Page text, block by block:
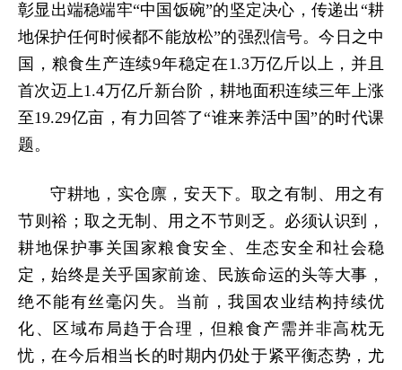
彰显出端稳端牢“中国饭碗”的坚定决心，传递出“耕
地保护任何时候都不能放松”的强烈信号。今日之中
国，粮食生产连续9年稳定在1.3万亿斤以上，并且
首次迈上1.4万亿斤新台阶，耕地面积连续三年上涨
至19.29亿亩，有力回答了“谁来养活中国”的时代课
题。
守耕地，实仓廪，安天下。取之有制、用之有
节则裕；取之无制、用之不节则乏。必须认识到，
耕地保护事关国家粮食安全、生态安全和社会稳
定，始终是关乎国家前途、民族命运的头等大事，
绝不能有丝毫闪失。当前，我国农业结构持续优
化、区域布局趋于合理，但粮食产需并非高枕无
忧，在今后相当长的时期内仍处于紧平衡态势，尤